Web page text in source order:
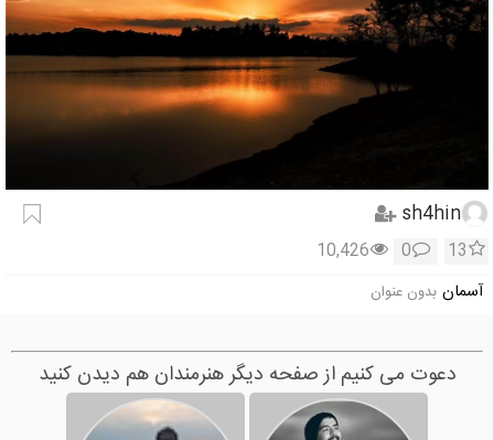
sh4hin
13
0
10,426
آسمان بدون عنوان
دعوت می کنیم از صفحه دیگر هنرمندان هم دیدن کنید